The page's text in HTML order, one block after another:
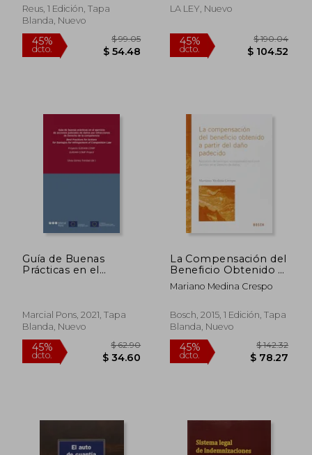
Reus, 1 Edición, Tapa
Blanda, Nuevo
45%
dcto.
LA LEY, Nuevo
45%
dcto.
Guía de Buenas
Prácticas en el
Derecho de la
Competencia
Marcial Pons, 2021, Tapa
Blanda, Nuevo
La Compensación del
Beneficio Obtenido a
Partir del Daño
Padecido: Aplicación
"Compensatio Lucri
cum Damno" en el
Mariano Medina Crespo
Bosch, 2015, 1 Edición, Tapa
Blanda, Nuevo